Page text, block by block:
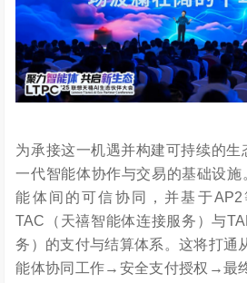
为承接这一机遇并构建可持续的生
一代智能体协作与交易的基础设
能体间的可信协同，并基于
TAC（天禧智能体连接服务）与
务）的支付与结算体系。这将打通
能体协同工作→安全支付授权→最